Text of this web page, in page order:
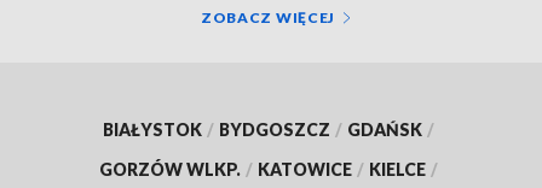
ZOBACZ WIĘCEJ
BIAŁYSTOK / BYDGOSZCZ / GDAŃSK /
GORZÓW WLKP. / KATOWICE / KIELCE /